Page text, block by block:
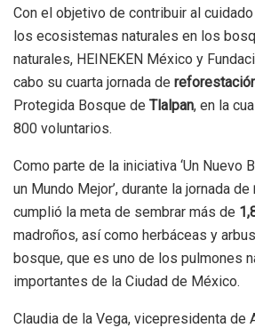
Con el objetivo de contribuir al
los ecosistemas naturales en los
naturales, HEINEKEN México y
cabo su cuarta jornada de
Protegida Bosque de Tlalpan, en la
800 voluntarios.
Como parte de la iniciativa ‘Un Nuevo
un Mundo Mejor’, durante la jornada de
cumplió la meta de sembrar más de
madroños, así como herbáceas y
bosque, que es uno de los pulmones
importantes de la Ciudad de México.
Claudia de la Vega, vicepresidenta de